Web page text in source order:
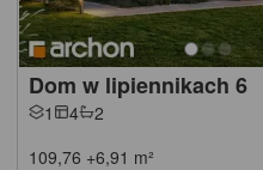
Dom w lipiennikach 6
1 4
2
109,76 +6,91 m²